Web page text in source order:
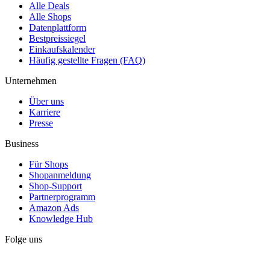
Alle Deals
Alle Shops
Datenplattform
Bestpreissiegel
Einkaufskalender
Häufig gestellte Fragen (FAQ)
Unternehmen
Über uns
Karriere
Presse
Business
Für Shops
Shopanmeldung
Shop-Support
Partnerprogramm
Amazon Ads
Knowledge Hub
Folge uns